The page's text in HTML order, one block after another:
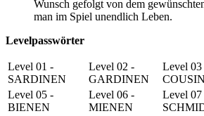
Wunsch gefolgt von dem
man im Spiel unendlich Leben.
Levelpasswörter
Level 01 -
SARDINEN
Level 02 -
GARDINEN
Level 03
Level 05 -
BIENEN
Level 06 -
MIENEN
Level 07